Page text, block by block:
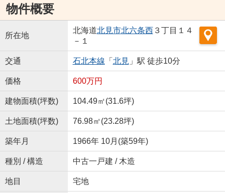
物件概要
所在地
北海道北見市北六条西３丁目１４
－１
交通 石北本線 「 北見 」駅 徒歩10分
価格 600万円
建物面積(坪数) 104.49㎡(31.6坪)
土地面積(坪数) 76.98㎡(23.28坪)
築年月 1966年 10月(築59年)
種別 / 構造 中古一戸建 / 木造
地目 宅地